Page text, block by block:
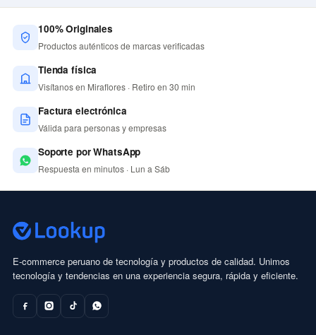
100% Originales
Productos auténticos de marcas verificadas
Tienda física
Visítanos en Miraflores · Retiro en 30 min
Factura electrónica
Válida para personas y empresas
Soporte por WhatsApp
Respuesta en minutos · Lun a Sáb
E-commerce peruano de tecnología y productos de calidad. Unimos
tecnología y tendencias en una experiencia segura, rápida y eficiente.